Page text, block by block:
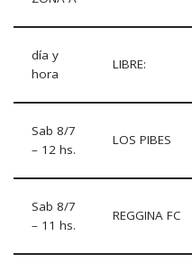
día y
hora
LIBRE:
Sab 8/7
– 12 hs.
LOS PIBES
Sab 8/7
– 11 hs.
REGGINA FC